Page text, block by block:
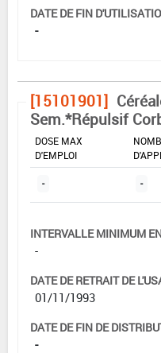
DATE DE FIN
-
[15101901]
Sem.*Répulsif
DOSE MAX
D'EMPLOI
- -
INTERVALLE MINIMUM
-
DATE DE RETRAIT DE
01/11/1993
DATE DE FIN DE
-